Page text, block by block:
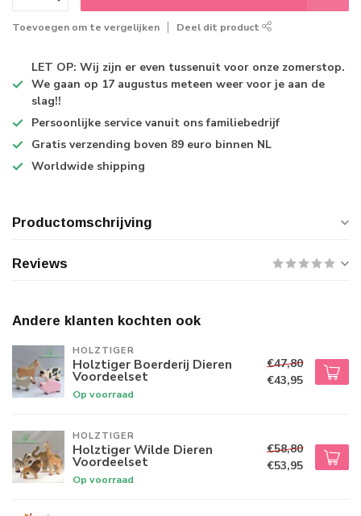
Toevoegen om te vergelijken Deel dit product
LET OP: Wij zijn er even tussenuit voor onze zomerstop.
We gaan op 17 augustus meteen weer voor je aan de
slag!!
Persoonlijke service vanuit ons familiebedrijf
Gratis verzending boven 89 euro binnen NL
Worldwide shipping
Productomschrijving
Reviews
Andere klanten kochten ook
HOLZTIGER
Holztiger Boerderij Dieren
Voordeelset
Op voorraad
€47,80
€43,95
HOLZTIGER
Holztiger Wilde Dieren
Voordeelset
Op voorraad
€58,80
€53,95